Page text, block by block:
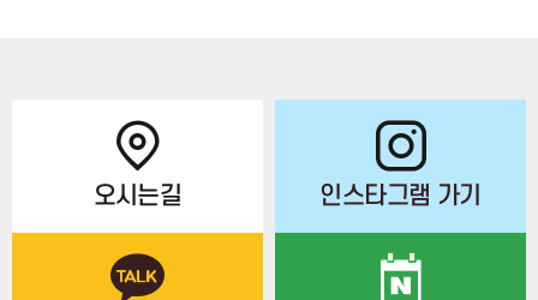
오시는길 인스타그램 가기